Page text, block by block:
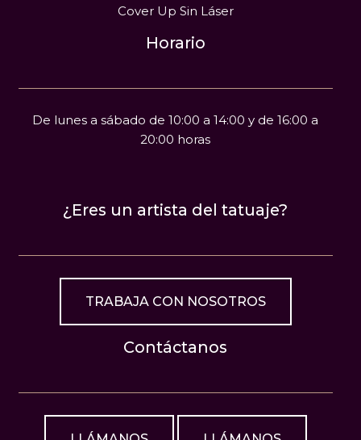
Cover Up Sin Láser
Horario
De lunes a sábado de 10:00 a 14:00 y de 16:00 a
20:00 horas
¿Eres un artista del tatuaje?
TRABAJA CON NOSOTROS
Contáctanos